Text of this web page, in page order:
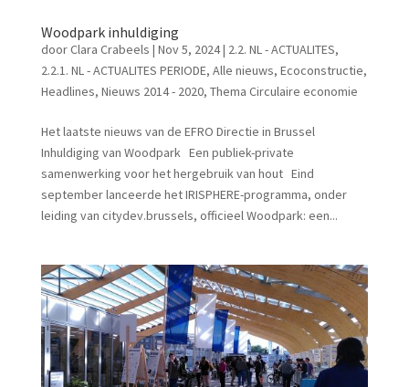
Woodpark inhuldiging
doorClara Crabeels | Nov 5, 2024| 2.2. NL - ACTUALITES,
2.2.1. NL - ACTUALITES PERIODE, Alle nieuws, Ecoconstructie,
Headlines, Nieuws 2014 - 2020, Thema Circulaire economie
Het laatste nieuws van de EFRO Directie in Brussel
Inhuldiging van Woodpark Een publiek-private
samenwerking voor het hergebruik van hout Eind
september lanceerde het IRISPHERE-programma, onder
leiding van citydev.brussels, officieel Woodpark: een...